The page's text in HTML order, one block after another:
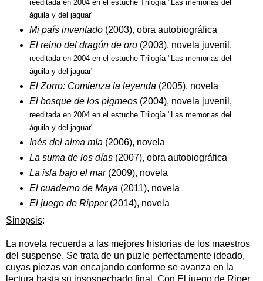
reeditada en 2004 en el estuche Trilogía "Las memorias del
águila y del jaguar"
Mi país inventado(2003), obra autobiográfica
El reino del dragón de oro(2003), novela juvenil,
reeditada en 2004 en el estuche Trilogía "Las memorias del
águila y del jaguar"
El Zorro: Comienza la leyenda (2005), novela
El bosque de los pigmeos(2004), novela juvenil,
reeditada en 2004 en el estuche Trilogía "Las memorias del
águila y del jaguar"
Inés del alma mía (2006), novela
La suma de los días(2007), obra autobiográfica
La isla bajo el mar(2009), novela
El cuaderno de Maya (2011), novela
El juego de Ripper(2014), novela
Sinopsis:
La novela recuerda a las mejores historias de los maestros
del suspense. Se trata de un puzle perfectamente ideado,
cuyas piezas van encajando conforme se avanza en la
lectura hasta su insospechado final. Con El juego de Riper,